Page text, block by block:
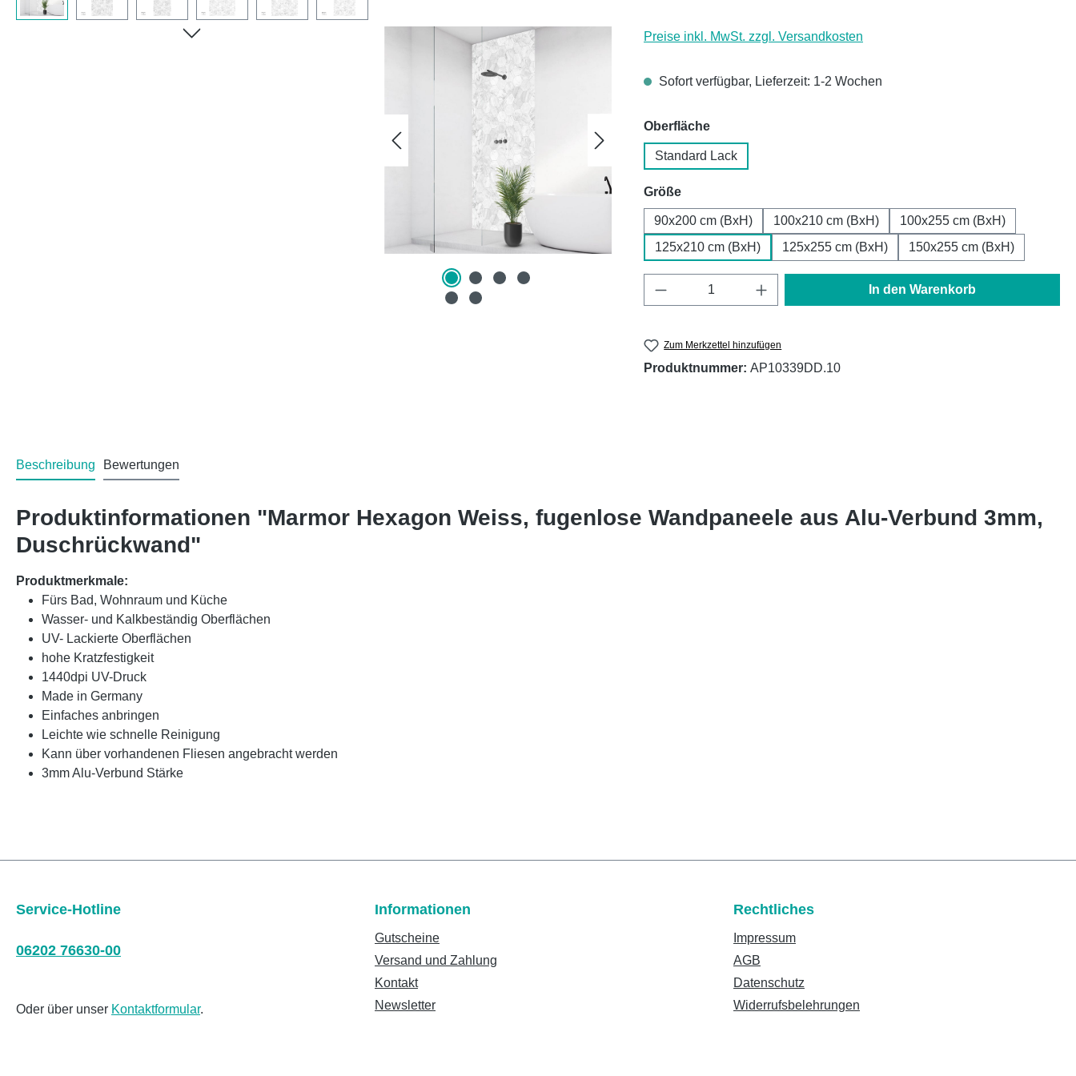
Preise inkl. MwSt. zzgl. Versandkosten
Sofort verfügbar, Lieferzeit: 1-2 Wochen
Oberflächeauswählen
Standard Lack
Größeauswählen
90x200 cm (BxH) 100x210 cm (BxH)
100x255 cm (BxH)
125x210 cm (BxH)
125x255 cm (BxH) 150x255 cm (BxH)
Produkt Anzahl: Gib den gewünschten Wert ein
In den Warenkorb
Zum Merkzettel hinzufügen
Produktnummer: AP10339DD.10
Beschreibung Bewertungen
Produktinformationen "Marmor Hexagon Weiss, fugenlose Wandpaneele aus Alu-Verbund 3mm,
Duschrückwand"
Produktmerkmale:
Fürs Bad, Wohnraum und Küche
Wasser- und Kalkbeständig Oberflächen
UV- Lackierte Oberflächen
hohe Kratzfestigkeit
1440dpi UV-Druck
Made in Germany
Einfaches anbringen
Leichte wie schnelle Reinigung
Kann über vorhandenen Fliesen angebracht werden
3mm Alu-Verbund Stärke
Service-Hotline
06202 76630-00
Oder über unser Kontaktformular.
Informationen
Gutscheine
Versand und Zahlung
Kontakt
Newsletter
Rechtliches
Impressum
AGB
Datenschutz
Widerrufsbelehrungen